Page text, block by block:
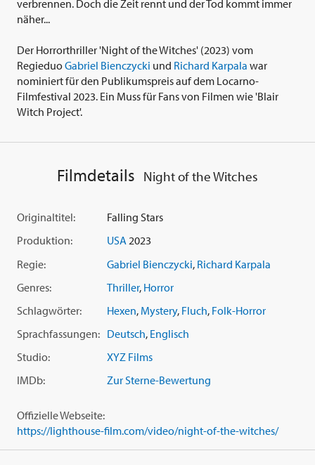
verbrennen. Doch die Zeit rennt und der Tod kommt immer
näher...
Der Horrorthriller 'Night of the Witches' (2023) vom
RegieduoGabriel Bienczycki und Richard Karpala war
nominiert für den Publikumspreis auf dem Locarno-
Filmfestival 2023. Ein Muss für Fans von Filmen wie 'Blair
Witch Project'.
Filmdetails Night of the Witches
Originaltitel:
Falling Stars
Produktion:
USA2023
Regie:
Gabriel Bienczycki, Richard Karpala
Genres:
Thriller, Horror
Schlagwörter:
Hexen, Mystery, Fluch, Folk-Horror
Sprachfassungen: Deutsch, Englisch
Studio:
XYZ Films
IMDb:
Zur Sterne-Bewertung
Offizielle Webseite:
https://lighthouse-film.com/video/night-of-the-witches/